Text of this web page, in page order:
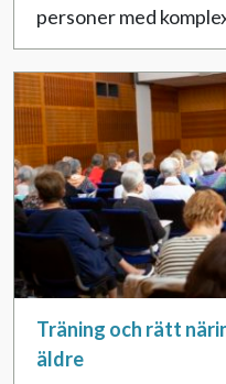
personer med
Träning och rätt
äldre